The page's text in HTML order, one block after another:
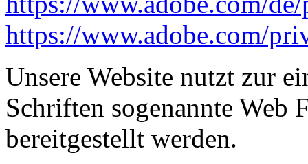
https://www.adobe.com/
Unsere Website nutzt zur
Schriften sogenannte Web
bereitgestellt werden.